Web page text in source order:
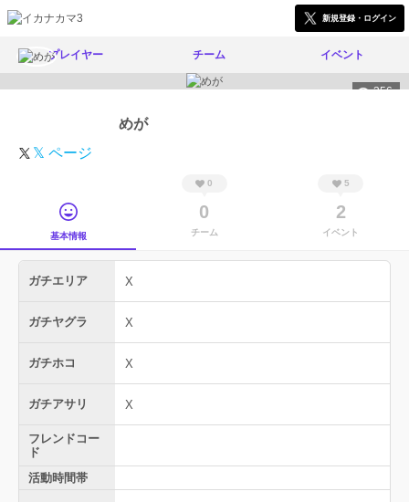
新規登録・ログイン
プレイヤー チーム イベント
356
めが
𝕏 ページ
基本情報
0
0
チーム
5
2
イベント
ガチエリア X
ガチヤグラ X
ガチホコ X
ガチアサリ X
フレンドコー
ド
活動時間帯